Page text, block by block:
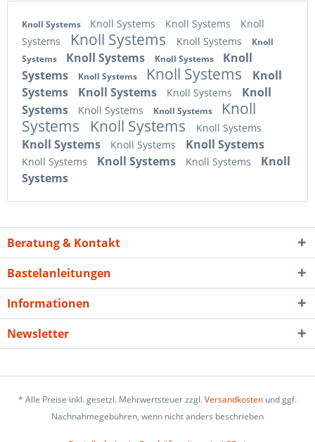
Knoll Systems Knoll Systems Knoll Systems
Knoll
Systems
Knoll Systems Knoll Systems
Knoll
Systems
Knoll Systems Knoll Systems
Knoll
Systems
Knoll Systems Knoll Systems
Knoll
Systems
Knoll Systems Knoll Systems
Knoll
Systems
Knoll Systems Knoll Systems
Knoll
Systems
Knoll Systems Knoll Systems
Knoll Systems Knoll Systems Knoll Systems
Knoll Systems Knoll Systems Knoll Systems
Knoll
Systems
Beratung & Kontakt
Bastelanleitungen
Informationen
Newsletter
* Alle Preise inkl. gesetzl. Mehrwertsteuer zzgl.Versandkosten und ggf.
Nachnahmegebühren, wenn nicht anders beschrieben